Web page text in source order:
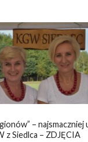
– najsmaczniej
z Siedlca – ZDJĘCIA